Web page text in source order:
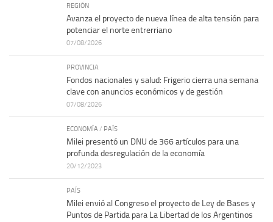
REGIÓN
Avanza el proyecto de nueva línea de alta tensión para
potenciar el norte entrerriano
07/08/2026
PROVINCIA
Fondos nacionales y salud: Frigerio cierra una semana
clave con anuncios económicos y de gestión
07/08/2026
ECONOMÍA / PAÍS
Milei presentó un DNU de 366 artículos para una
profunda desregulación de la economía
20/12/2023
PAÍS
Milei envió al Congreso el proyecto de Ley de Bases y
Puntos de Partida para La Libertad de los Argentinos